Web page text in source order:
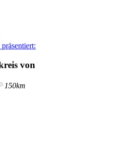
präsentiert:
von
150km